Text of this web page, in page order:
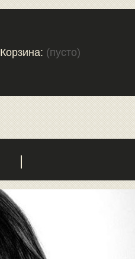
Корзина: (пусто)